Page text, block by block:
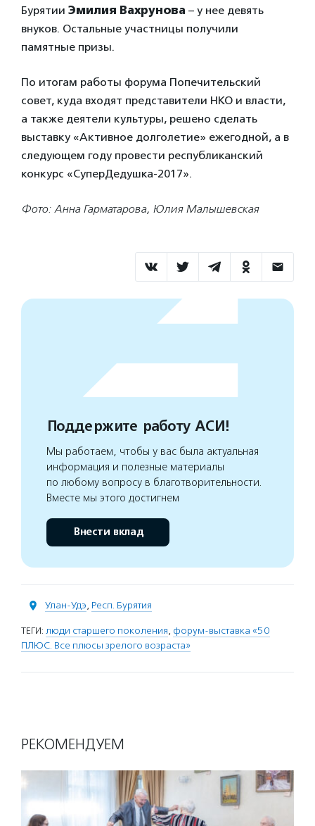
Бурятии Эмилия Вахрунова – у нее девять
внуков. Остальные участницы получили
памятные призы.
По итогам работы форума Попечительский
совет, куда входят представители НКО и власти,
а также деятели культуры, решено сделать
выставку «Активное долголетие» ежегодной, а в
следующем году провести республиканский
конкурс «СуперДедушка-2017».
Фото: Анна Гарматарова, Юлия Малышевская
Поддержите работу АСИ!
Мы работаем, чтобы у вас была актуальная
информация и полезные материалы
по любому вопросу в благотворительности.
Вместе мы этого достигнем
Внести вклад
Улан-Удэ, Респ. Бурятия
ТЕГИ: люди старшего поколения, форум-выставка «50
ПЛЮС. Все плюсы зрелого возраста»
РЕКОМЕНДУЕМ